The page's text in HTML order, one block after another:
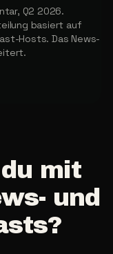
Q2 2026.
basiert auf
Hosts. Das News-
du mit
und